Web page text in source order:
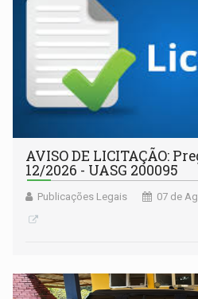
AVISO DE LICITAÇÃO:
12/2026 - UASG 200095
Publicações Legais 07 de